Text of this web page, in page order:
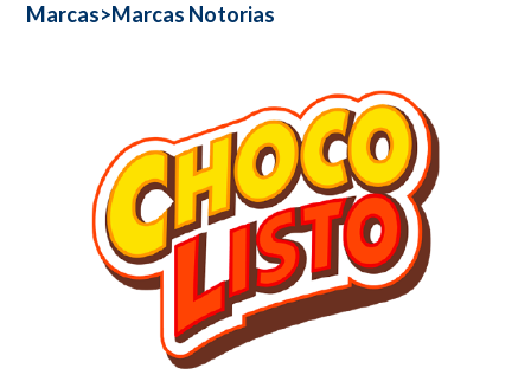
Marcas>Marcas Notorias